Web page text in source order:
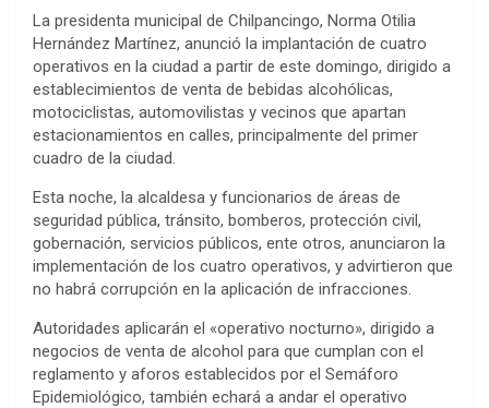
La presidenta municipal de Chilpancingo, Norma Otilia
Hernández Martínez, anunció la implantación de cuatro
operativos en la ciudad a partir de este domingo, dirigido a
establecimientos de venta de bebidas alcohólicas,
motociclistas, automovilistas y vecinos que apartan
estacionamientos en calles, principalmente del primer
cuadro de la ciudad.
Esta noche, la alcaldesa y funcionarios de áreas de
seguridad pública, tránsito, bomberos, protección civil,
gobernación, servicios públicos, ente otros, anunciaron la
implementación de los cuatro operativos, y advirtieron que
no habrá corrupción en la aplicación de infracciones.
Autoridades aplicarán el «operativo nocturno», dirigido a
negocios de venta de alcohol para que cumplan con el
reglamento y aforos establecidos por el Semáforo
Epidemiológico, también echará a andar el operativo